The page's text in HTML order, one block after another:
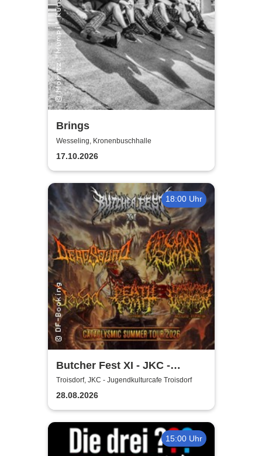
Brings
Wesseling, Kronenbuschhalle
17.10.2026
18:00 Uhr
Butcher Fest XI - JKC -
Jugendkulturcafe Troisdorf
Troisdorf, JKC - Jugendkulturcafe Troisdorf
28.08.2026
15:00 Uhr